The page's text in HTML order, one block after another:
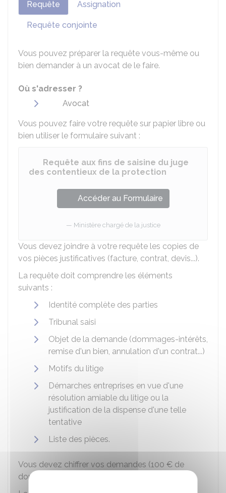
Requête Assignation
Requête conjointe
Vous pouvez préparer la requête vous-même ou
bien demander à un avocat de le faire.
Où s'adresser ?
Avocat
Vous pouvez faire votre requête sur papier libre ou
bien utiliser le formulaire suivant :
Requête aux fins de saisine du juge
des contentieux de la protection
Accéder au Formulaire
Ministère chargé de la justice
Vous devez joindre à votre requête les copies de
vos pièces justificatives (facture, contrat, devis...).
La requête doit comprendre les éléments
suivants :
Identité complète des parties
Tribunal saisi
Objet de la demande (dommages-intérêts,
remise d'un bien, annulation d'un contrat...)
Motifs du litige
Démarches entreprises en vue d'une
résolution amiable du litige ou la
justification de la dispense d'une telle
tentative
Liste des pièces.
Vous devez chiffrer vos demandes (100 € de
dommages-intérêts par exemple).